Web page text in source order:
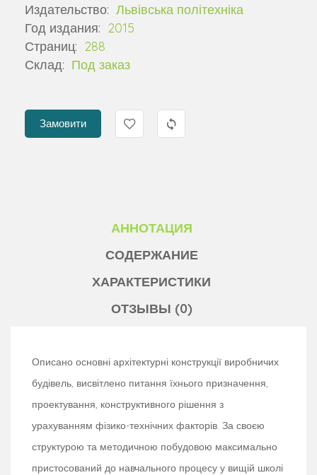
Издательство: Львівська політехніка
Год издания: 2015
Страниц: 288
Склад: Под заказ
Замовити
АННОТАЦИЯ
СОДЕРЖАНИЕ
ХАРАКТЕРИСТИКИ
ОТЗЫВЫ (0)
Описано основні архітектурні конструкції виробничих
будівель, висвітлено питання їхнього призначення,
проектування, конструктивного рішення з
урахуванням фізико-технічних факторів. За своєю
структурою та методичною побудовою максимально
пристосований до навчального процесу у вищій школі